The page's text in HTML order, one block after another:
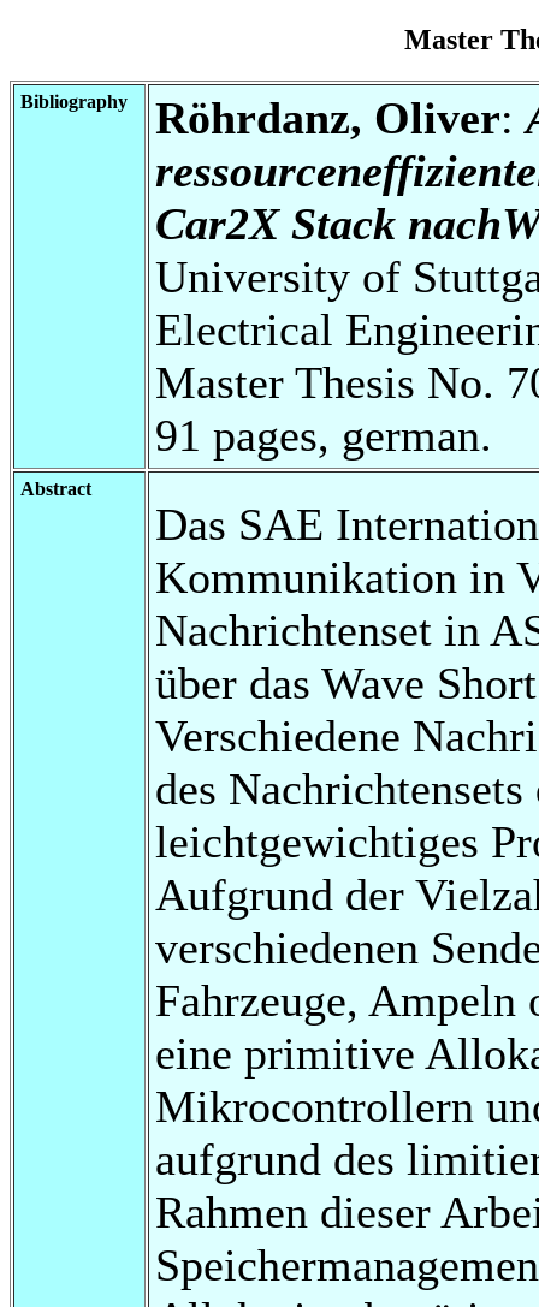
Master
Bibliography Röhrdanz, Oliver:
Car2X Stack
University of
Electrical
Master Thesis No.
91 pages, german.
Abstract
Das SAE
Kommunikation in
Nachrichtenset in
über das Wave
Verschiedene
des
leichtgewichtiges
Aufgrund der
verschiedenen
Fahrzeuge,
eine primitive
Mikrocontrollern
aufgrund des
Rahmen dieser